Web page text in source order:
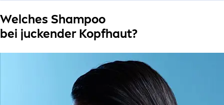
Welches Shampoo
bei juckender Kopfhaut?